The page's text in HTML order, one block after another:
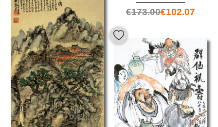
€173.00€102.07